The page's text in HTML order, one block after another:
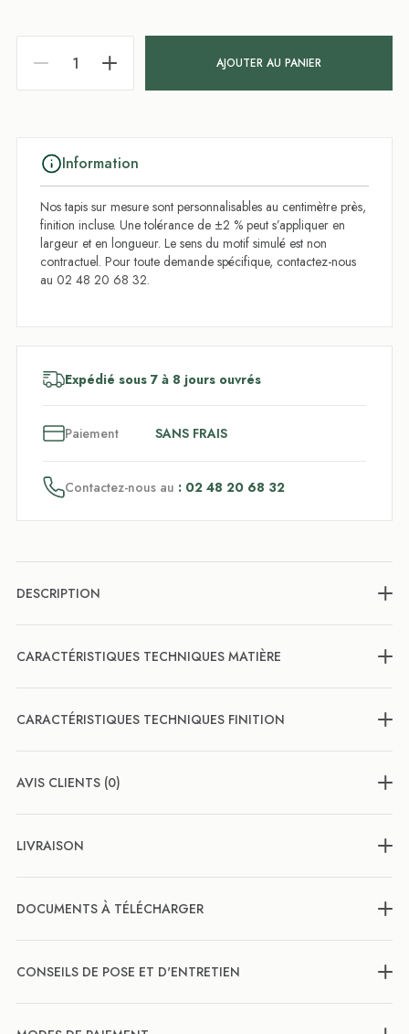
AJOUTER AU PANIER
Information
Nos tapis sur mesure sont personnalisables au centimètre près,
finition incluse. Une tolérance de ±2 % peut s’appliquer en
largeur et en longueur. Le sens du motif simulé est non
contractuel. Pour toute demande spécifique, contactez-nous
au 02 48 20 68 32.
Expédié sous 7 à 8 jours ouvrés
Paiement SANS FRAIS
Contactez-nous au : 02 48 20 68 32
DESCRIPTION
CARACTÉRISTIQUES TECHNIQUES MATIÈRE
CARACTÉRISTIQUES TECHNIQUES FINITION
AVIS CLIENTS (0)
LIVRAISON
DOCUMENTS À TÉLÉCHARGER
CONSEILS DE POSE ET D'ENTRETIEN